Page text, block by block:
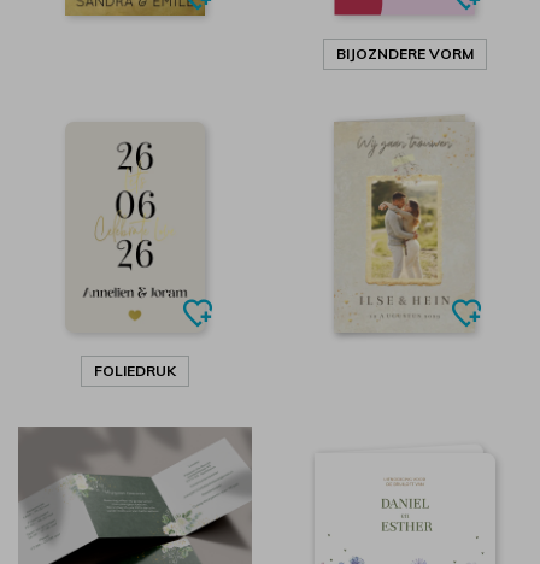
BIJOZNDERE VORM
FOLIEDRUK